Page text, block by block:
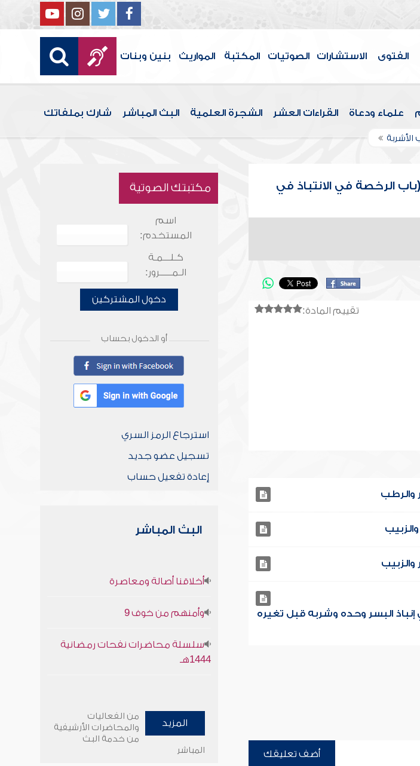
الفتوى الاستشارات الصوتيات المكتبة المواريث بنين وبنات
علماء ودعاة القراءات العشر الشجرة العلمية البث المباشر شارك بملفاتك
الأشربة
الرخصة في الانتباذ في
تقييم المادة:
إنباذ البسر وحده وشربه قبل تغيره
أضف تعليقك
مكتبتك الصوتية
اسم
المستخدم:
كـلـــمـة
الـمـــــرور:
دخول المشتركين
أو الدخول بحساب
استرجاع الرمز السري
تسجيل عضو جديد
إعادة تفعيل حساب
البث المباشر
أخلاقنا أصالة ومعاصرة
وأمنهم من خوف 9
سلسلة محاضرات نفحات رمضانية
1444هـ
المزيد
من الفعاليات
والمحاضرات الأرشيفية
من خدمة البث
المباشر